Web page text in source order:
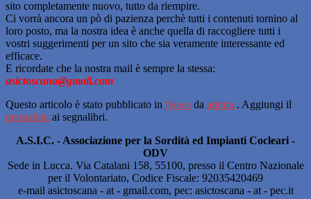
sito completamente nuovo, tutto da riempire.
Ci vorrà ancora un pò di pazienza perchè tutti i contenuti tornino al
loro posto, ma la nostra idea è anche quella di raccogliere tutti i
vostri suggerimenti per un sito che sia veramente interessante ed
efficace.
E ricordate che la nostra mail è sempre la stessa:
asictoscana@gmail.com
Questo articolo è stato pubblicato in News da admin . Aggiungi il
permalink ai segnalibri.
A.S.I.C. - Associazione per la Sordità ed Impianti Cocleari -
ODV
Sede in Lucca. Via Catalani 158, 55100, presso il Centro Nazionale
per il Volontariato, Codice Fiscale: 92035420469
e-mail asictoscana - at - gmail.com, pec: asictoscana - at - pec.it